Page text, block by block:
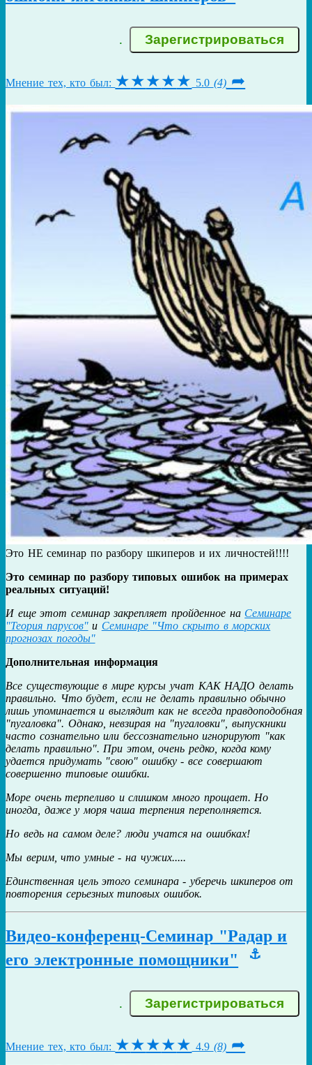
.
Мнение тех, кто был: ★★★★★ 5.0 (4)➦
Это НЕ семинар по разбору шкиперов и их личностей!!!!
Это семинар по разбору типовых ошибок на примерах
реальных ситуаций!
И еще этот семинар закрепляет пройденное на Семинаре
"Теория парусов"и Семинаре "Что скрыто в морских
прогнозах погоды"
Дополнительная информация
Все существующие в мире курсы учат КАК НАДО делать
правильно. Что будет, если не делать правильно обычно
лишь упоминается и выглядит как не всегда правдоподобная
"пугаловка". Однако, невзирая на "пугаловки", выпускники
часто сознательно или бессознательно игнорируют "как
делать правильно". При этом, очень редко, когда кому
удается придумать "свою" ошибку - все совершают
совершенно типовые ошибки.
Море очень терпеливо и слишком много прощает. Но
иногда, даже у моря чаша терпения переполняется.
Но ведь на самом деле? люди учатся на ошибках!
Мы верим, что умные - на чужих.....
Единственная цель этого семинара - уберечь шкиперов от
повторения серьезных типовых ошибок.
Видео-конференц-Семинар "Радар и
его электронные помощники"
⚓
.
Мнение тех, кто был: ★★★★★ 4.9 (8)➦